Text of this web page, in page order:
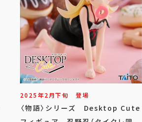
2025年2月下旬 登場
〈物語〉シリーズ Desktop Cute